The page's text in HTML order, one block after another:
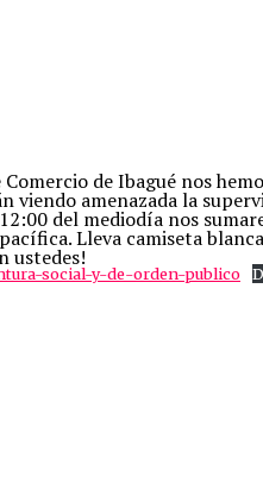
de Ibagué nos
amenazada la
del mediodía nos
Lleva camiseta
ustedes!
social-y-de-orden-publico